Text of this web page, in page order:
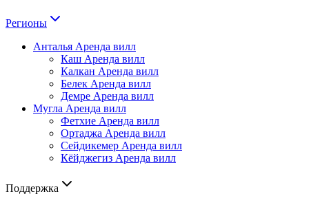
Регионы
Анталья Аренда вилл
Каш Аренда вилл
Калкан Аренда вилл
Белек Аренда вилл
Демре Аренда вилл
Мугла Аренда вилл
Фетхие Аренда вилл
Ортаджа Аренда вилл
Сейдикемер Аренда вилл
Кёйджегиз Аренда вилл
Поддержка